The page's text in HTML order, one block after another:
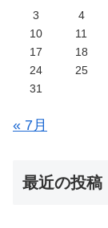
3
4
10
11
17
18
24
25
31
« 7月
最近の投稿